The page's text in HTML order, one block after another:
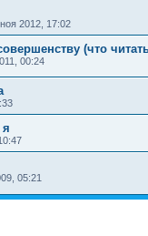
2012, 17:02
(что
00:24
05:21